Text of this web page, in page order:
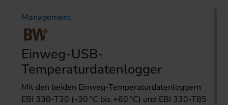
Management
Einweg-USB-
Temperaturdatenlogger
Mit den beiden Einweg-Temperaturdatenloggern
EBI 330-T30 (–30 °C bis +60 °C) und EBI 330-T85